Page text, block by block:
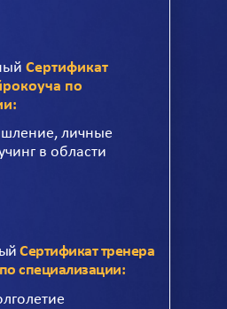
Сертификат
по
личные
в области
Сертификат тренера
специализации: